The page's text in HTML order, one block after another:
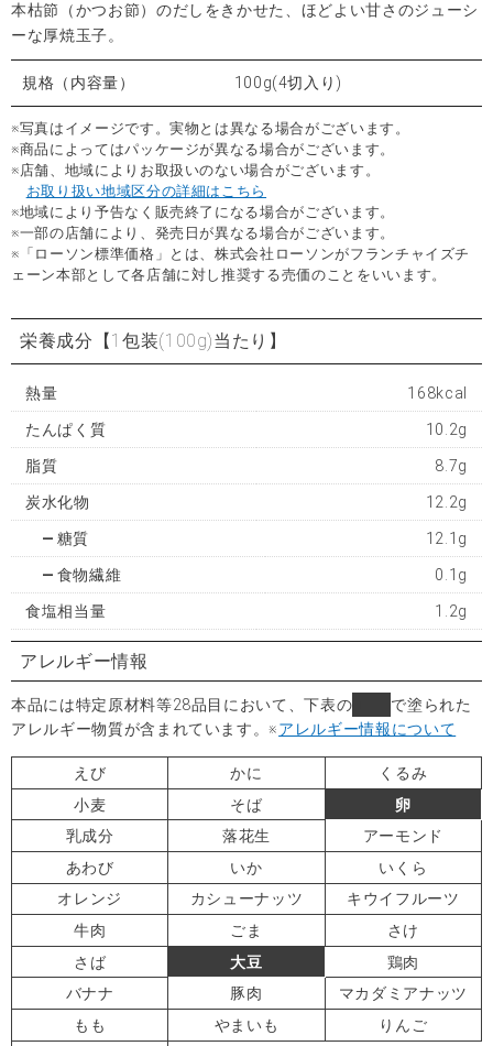
本枯節（かつお節）のだしをきかせた、ほどよい甘さのジューシ
ーな厚焼玉子。
規格（内容量） 100g(4切入り)
※写真はイメージです。実物とは異なる場合がございます。
※商品によってはパッケージが異なる場合がございます。
※店舗、地域によりお取扱いのない場合がございます。
お取り扱い地域区分の詳細はこちら
※地域により予告なく販売終了になる場合がございます。
※一部の店舗により、発売日が異なる場合がございます。
※「ローソン標準価格」とは、株式会社ローソンがフランチャイズチ
ェーン本部として各店舗に対し推奨する売価のことをいいます。
栄養成分 【1包装(100g)当たり】
熱量 168kcal
たんぱく質 10.2g
脂質 8.7g
炭水化物 12.2g
糖質 12.1g
食物繊維 0.1g
食塩相当量 1.2g
アレルギー情報
本品には特定原材料等28品目において、下表の
で塗られた
アレルギー物質が含まれています。※アレルギー情報について
えび かに
くるみ
小麦
そば
卵
乳成分
落花生
アーモンド
あわび
いか
いくら
オレンジ
カシューナッツ
キウイフルーツ
牛肉
ごま
さけ
さば
大豆
鶏肉
バナナ
豚肉
マカダミアナッツ
もも
やまいも
りんご